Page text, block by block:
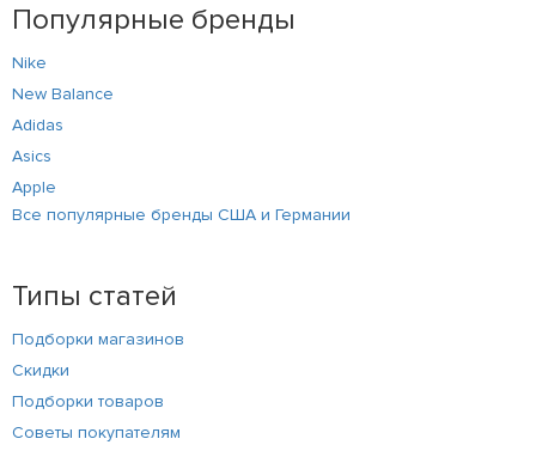
Популярные бренды
Nike
New Balance
Adidas
Asics
Apple
Все популярные бренды США и Германии
Типы статей
Подборки магазинов
Скидки
Подборки товаров
Советы покупателям